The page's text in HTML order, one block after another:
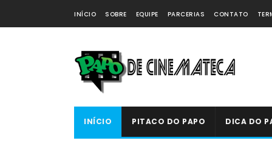
INÍCIO SOBRE EQUIPE PARCERIAS CONTATO
INÍCIO PITACO DO PAPO DICA DO